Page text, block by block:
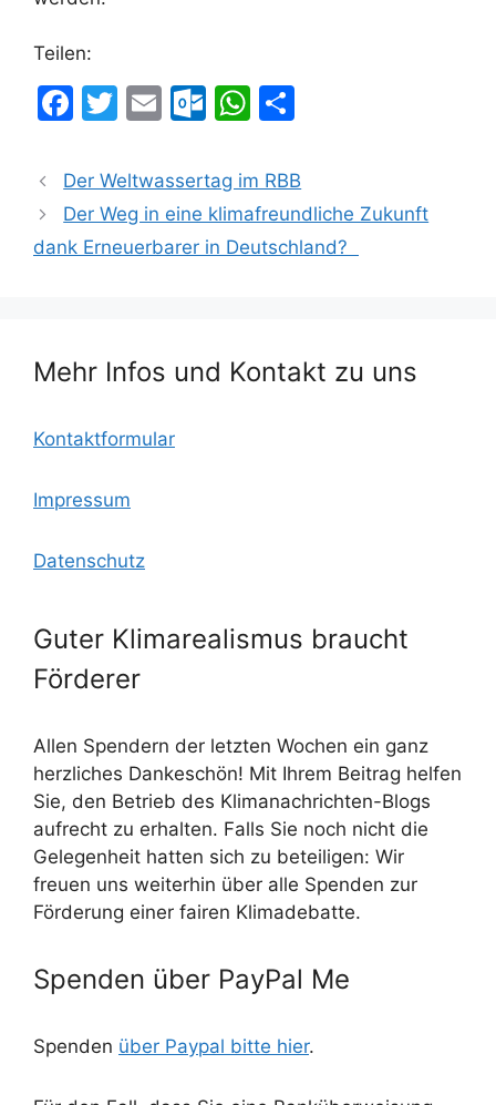
Teilen:
F
c
e
b
k
T
itt
er
E
ai
l
O
lo
o
k.
m
W
at
s
A
le
n
Der Weltwassertag im RBB
Der Weg in eine klimafreundliche Zukunft
dank Erneuerbarer in Deutschland?
Mehr Infos und Kontakt zu uns
Kontaktformular
Impressum
Datenschutz
Guter Klimarealismus braucht
Förderer
Allen Spendern der letzten Wochen ein ganz
herzliches Dankeschön! Mit Ihrem Beitrag helfen
Sie, den Betrieb des Klimanachrichten-Blogs
aufrecht zu erhalten. Falls Sie noch nicht die
Gelegenheit hatten sich zu beteiligen: Wir
freuen uns weiterhin über alle Spenden zur
Förderung einer fairen Klimadebatte.
Spenden über PayPal Me
Spenden über Paypal bitte hier.